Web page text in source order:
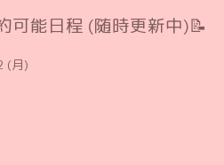
能日程 (随時更新中)📝
(月)